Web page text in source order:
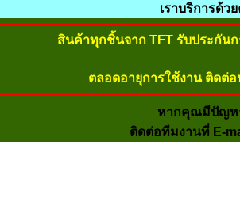
เราบริการด้ว
สินค้าทุกชิ้นจาก TFT รับประกัน
ตลอดอายุการใช้งาน ติดต่
หากคุณมีปัญห
ติดต่อทีมงานที่ E-